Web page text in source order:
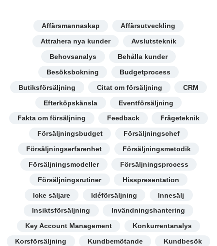
Affärsmannaskap
Affärsutveckling
Attrahera nya kunder
Avslutsteknik
Behovsanalys
Behålla kunder
Besöksbokning
Budgetprocess
Butiksförsäljning
Citat om försäljning
CRM
Efterköpskänsla
Eventförsäljning
Fakta om försäljning
Feedback
Frågeteknik
Försäljningsbudget
Försäljningschef
Försäljningserfarenhet
Försäljningsmetodik
Försäljningsmodeller
Försäljningsprocess
Försäljningsrutiner
Hisspresentation
Icke säljare
Idéförsäljning
Innesälj
Insiktsförsäljning
Invändningshantering
Key Account Management
Konkurrentanalys
Korsförsäljning
Kundbemötande
Kundbesök